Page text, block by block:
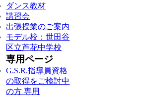
ダンス教材
講習会
出張授業のご案内
モデル校：世田谷
区立芦花中学校
専用ページ
G.S.R.指導員資格
の取得をご検討中
の方 専用